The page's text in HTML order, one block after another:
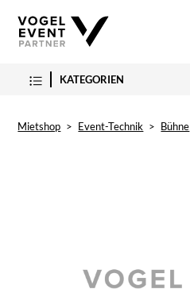
KATEGORIEN
Mietshop > Event-Technik > Bühne